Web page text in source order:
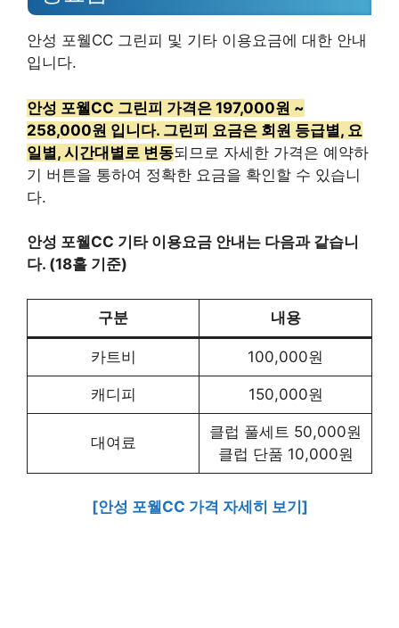
안성 포웰CC 그린피 및 기타 이용요금에 대한 안내
입니다.
안성 포웰CC 그린피 가격은 197,000원 ~
258,000원 입니다. 그린피 요금은 회원 등급별, 요
일별, 시간대별로 변동되므로 자세한 가격은 예약하
기 버튼을 통하여 정확한 요금을 확인할 수 있습니
다.
안성 포웰CC 기타 이용요금 안내는 다음과 같습니
다. (18홀 기준)
구분 내용
카트비 100,000원
캐디피 150,000원
대여료
클럽 풀세트 50,000원
클럽 단품 10,000원
[안성 포웰CC 가격 자세히 보기]